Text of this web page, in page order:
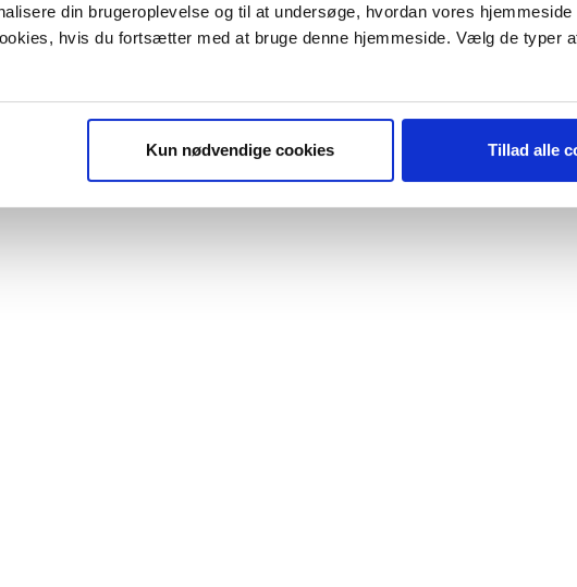
din brugeroplevelse og til at undersøge, hvordan vores
hvis du fortsætter med at bruge denne hjemmeside. Vælg de typer
Kun nødvendige cookies Tillad alle